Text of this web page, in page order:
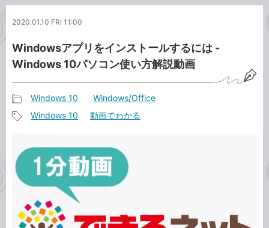
ッ
2020.01.10 FRI 11:00
Windowsアプリをインストールするには -
Windows 10パソコン使い方解説動画
事
テ
リ
Windows 10 Windows/Office
タ
Windows 10 動画でわかる